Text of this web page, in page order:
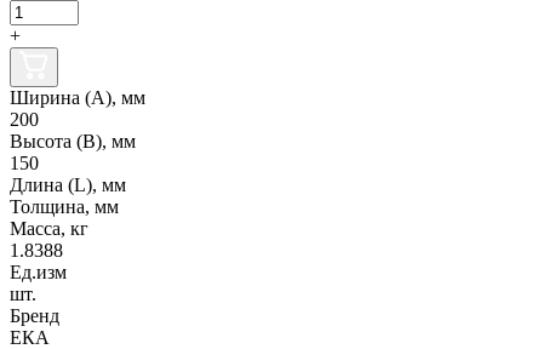
+
Ширина (А), мм
200
Высота (В), мм
150
Длина (L), мм
Толщина, мм
Масса, кг
1.8388
Ед.изм
шт.
Бренд
ЕКА